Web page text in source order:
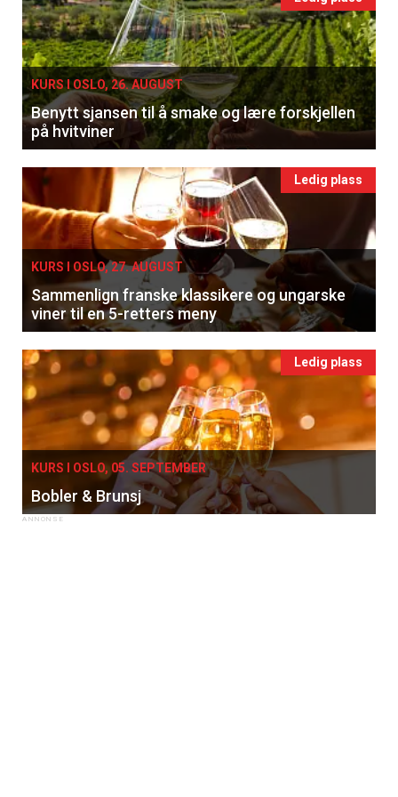
KURS I OSLO, 26. AUGUST
Benytt sjansen til å smake og lære forskjellen
på hvitviner
Ledig plass
KURS I OSLO, 27. AUGUST
Sammenlign franske klassikere og ungarske
viner til en 5-retters meny
Ledig plass
KURS I OSLO, 05. SEPTEMBER
Bobler & Brunsj